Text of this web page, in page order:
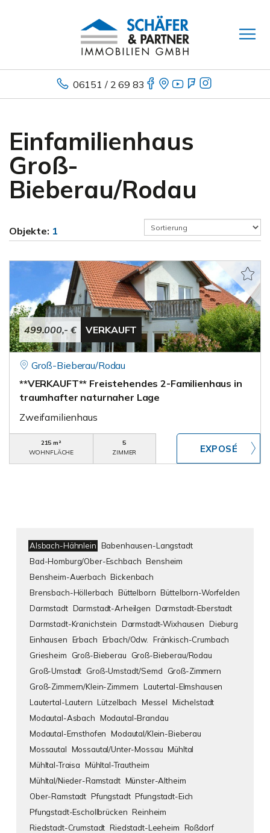
06151 / 2 69 83
Einfamilienhaus
Groß-
Bieberau/Rodau
Objekte: 1
499.000,- € VERKAUFT
Groß-Bieberau/Rodau
**VERKAUFT** Freistehendes 2-Familienhaus in
traumhafter naturnaher Lage
Zweifamilienhaus
215 m²
WOHNFLÄCHE
5
ZIMMER
Alsbach-Hähnlein Babenhausen-Langstadt
Bad-Homburg/Ober-Eschbach Bensheim
Bensheim-Auerbach Bickenbach
Brensbach-Höllerbach Büttelborn Büttelborn-Worfelden
Darmstadt Darmstadt-Arheilgen Darmstadt-Eberstadt
Darmstadt-Kranichstein Darmstadt-Wixhausen Dieburg
Einhausen Erbach Erbach/Odw.
Fränkisch-Crumbach
Griesheim
Groß-Bieberau
Groß-Bieberau/Rodau
Groß-Umstadt Groß-Umstadt/Semd
Groß-Zimmern
Groß-Zimmern/Klein-Zimmern Lautertal-Elmshausen
Lautertal-Lautern Lützelbach Messel Michelstadt
Modautal-Asbach Modautal-Brandau
Modautal-Ernsthofen Modautal/Klein-Bieberau
Mossautal Mossautal/Unter-Mossau Mühltal
Mühltal-Traisa Mühltal-Trautheim
Mühltal/Nieder-Ramstadt Münster-Altheim
Ober-Ramstadt Pfungstadt Pfungstadt-Eich
Pfungstadt-Eschollbrücken Reinheim
Riedstadt-Crumstadt Riedstadt-Leeheim Roßdorf